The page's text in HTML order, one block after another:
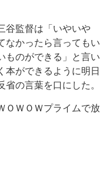
谷監督は「いやいや
なかったら言ってもい
ものができる」と言い
本ができるように明日
の言葉を口にした。
ＯＷＯＷプライムで放